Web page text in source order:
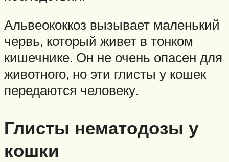
Альвеококкоз вызывает маленький
червь, который живет в тонком
кишечнике. Он не очень опасен для
животного, но эти глисты у кошек
передаются человеку.
Глисты нематодозы у
кошки